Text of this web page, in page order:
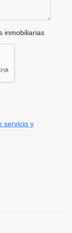
inmobiliarias
servicio y